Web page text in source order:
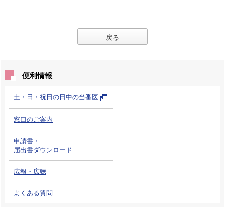
戻る
便利情報
土・日・祝日の日中の当番医
窓口のご案内
申請書・
届出書ダウンロード
広報・広聴
よくある質問